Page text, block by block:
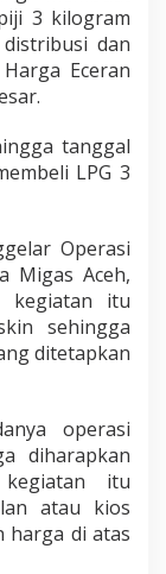
3 kilogram
dan
Eceran
tanggal
LPG 3
Operasi
Migas Aceh,
kegiatan itu
sehingga
ditetapkan
operasi
diharapkan
itu
atau kios
harga di atas